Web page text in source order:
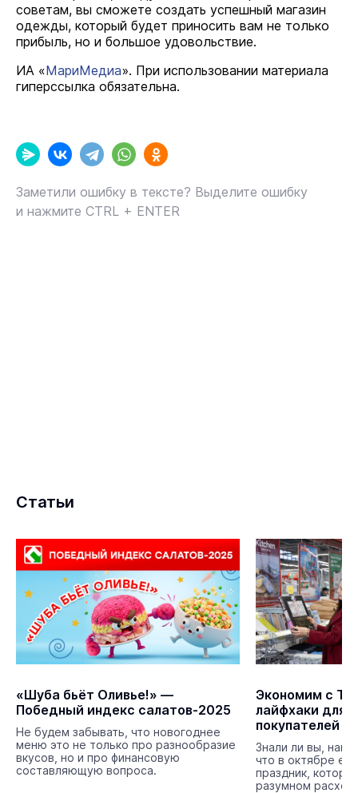
советам, вы сможете создать успешный магазин
одежды, который будет приносить вам не только
прибыль, но и большое удовольствие.
ИА «МариМедиа». При использовании материала
гиперссылка обязательна.
Заметили ошибку в тексте? Выделите ошибку
и нажмите CTRL + ENTER
Статьи
«Шуба бьёт Оливье!» —
Победный индекс салатов-2025
Не будем забывать, что новогоднее
меню это не только про разнообразие
вкусов, но и про финансовую
составляющую вопроса.
Экономим с ТС
лайфхаки для
покупателей
Знали ли вы,
что в октябре
праздник,
разумном